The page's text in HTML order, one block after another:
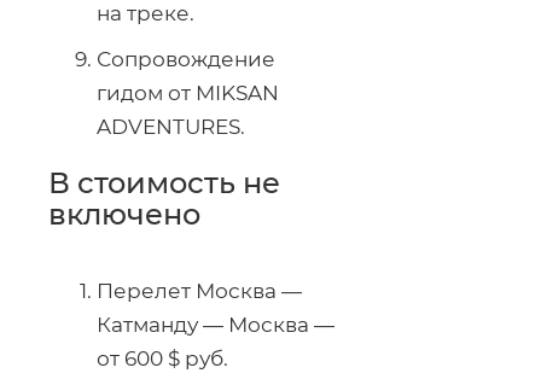
на треке.
Сопровождение
гидом от MIKSAN
ADVENTURES.
В стоимость не
включено
Перелет Москва —
Катманду — Москва —
от 600 $ руб.